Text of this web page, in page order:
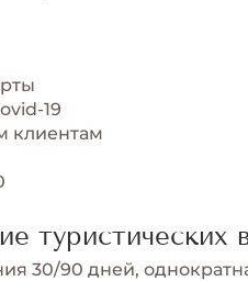
19
клиентам
туристических
30/90 дней,